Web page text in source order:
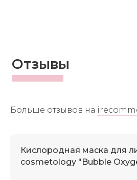
Отзывы
Больше отзывов на
Кислородная маска для
cosmetology "Bubble